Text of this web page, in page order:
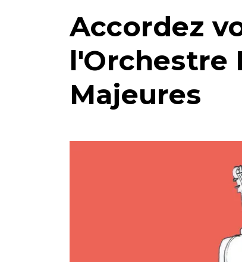
Accordez
l'Orchestre
Majeures